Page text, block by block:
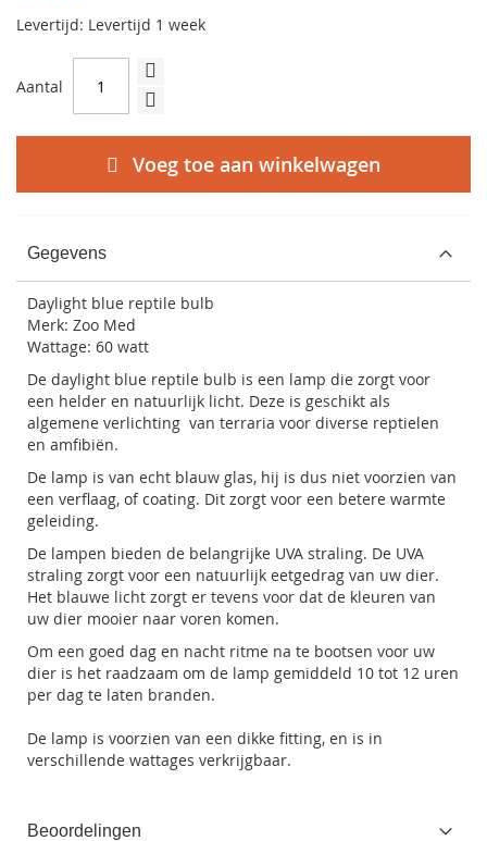
Levertijd: Levertijd 1 week
Aantal
Voeg toe aan winkelwagen
Gegevens
Daylight blue reptile bulb
Merk: Zoo Med
Wattage: 60 watt
De daylight blue reptile bulb is een lamp die zorgt voor
een helder en natuurlijk licht. Deze is geschikt als
algemene verlichting van terraria voor diverse reptielen
en amfibiën.
De lamp is van echt blauw glas, hij is dus niet voorzien van
een verflaag, of coating. Dit zorgt voor een betere warmte
geleiding.
De lampen bieden de belangrijke UVA straling. De UVA
straling zorgt voor een natuurlijk eetgedrag van uw dier.
Het blauwe licht zorgt er tevens voor dat de kleuren van
uw dier mooier naar voren komen.
Om een goed dag en nacht ritme na te bootsen voor uw
dier is het raadzaam om de lamp gemiddeld 10 tot 12 uren
per dag te laten branden.
De lamp is voorzien van een dikke fitting, en is in
verschillende wattages verkrijgbaar.
Beoordelingen